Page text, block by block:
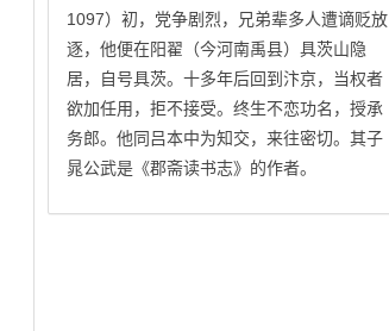
1097）初，党争剧烈，兄弟辈多人遭谪贬放
逐，他便在阳翟（今河南禹县）具茨山隐
居，自号具茨。十多年后回到汴京，当权者
欲加任用，拒不接受。终生不恋功名，授承
务郎。他同吕本中为知交，来往密切。其子
晁公武是《郡斋读书志》的作者。